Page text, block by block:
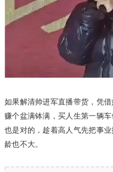
如果解清帅进军直播带货，凭
赚个盆满钵满，买人生第一辆
也是对的，趁着高人气先把事
龄也不大。